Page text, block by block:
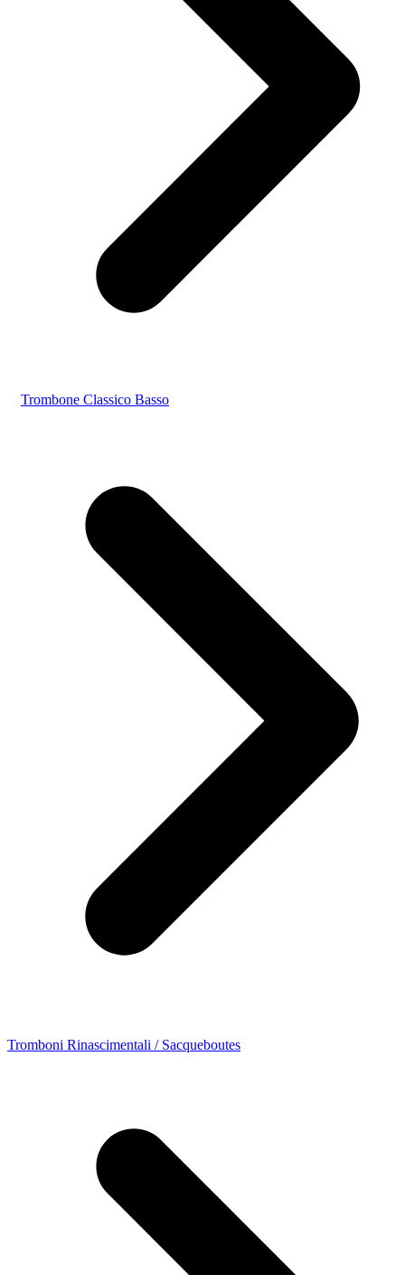
Trombone Classico Basso
Tromboni Rinascimentali / Sacqueboutes